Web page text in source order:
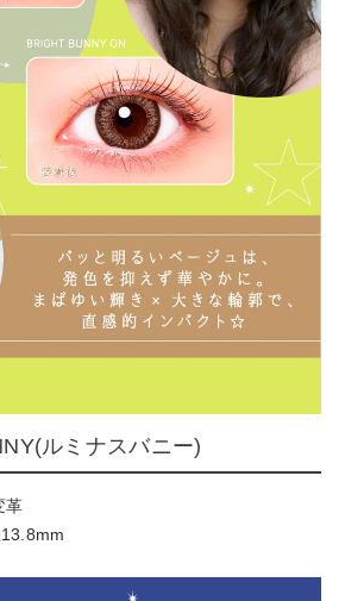
ルミナスバニー)
革